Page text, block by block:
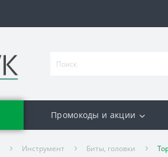
Промокоды и акции
Инструмент Биты, головки